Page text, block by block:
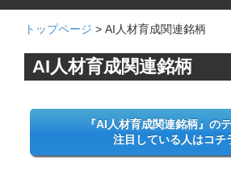
トップページ > AI人材育成関連銘柄
AI人材育成関連銘柄
『AI人材育成関連銘柄』の
注目している人はコチ